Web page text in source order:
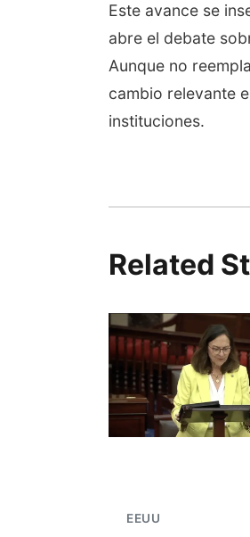
Este avance se
abre el debate
Aunque no
cambio relevante
instituciones.
Related
EEUU